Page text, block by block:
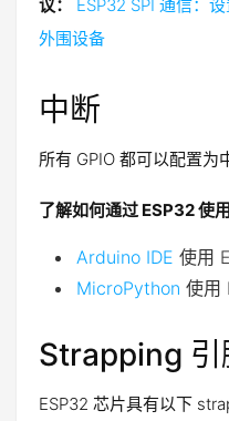
议：
ESP32 SPI 通信：
外围设备
中断
所有 GPIO 都可以配置为
了解如何通过 ESP32 使用
Arduino IDE 使用
MicroPython 使用
Strapping 引
ESP32 芯片具有以下